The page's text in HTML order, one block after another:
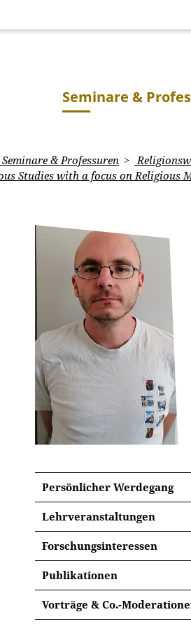
Seminare &
Seminare & Professuren
Studies with a focus on Religious
Persönlicher Werdegang
Lehrveranstaltungen
Sommersemester
Muharram global
Wintersemester
Kunst im Iran: von
Forschungsinteressen
Iran in der Moderne
Kunst u. Literatur im
Moderne persische
Publikationen
In Vorbereitung:
Vorträge & Co.-